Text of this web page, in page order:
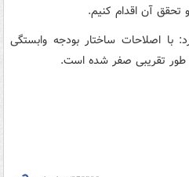
تحقق آن اقدام کنیم.
اصلاحات ساختار بودجه وابستگی
طور تقریبی صفر شده است.